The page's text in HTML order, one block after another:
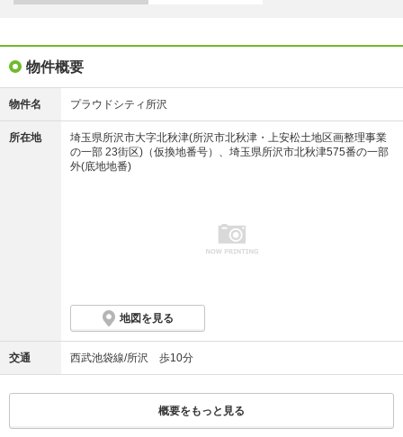
ベルによってデータの内容が異なります。販売戸数が複数の住棟ラベル、または住戸ラベルの
※地図上に表示される物件の位置は付近住所に所在することを表すものであり、実際の物件所
※地図の更新タイミングの関係で、物件情報が実際のものとは異なる場合や最新情報に更新さ
月撮影の航空写真を合成し加工を施したもので実際とは多少異なります。
※外観完成予想CGは計画段階の図面を基に描き起こしたもので実際とは多少異なります。ま
た、今後変更になる場合があります。なお、外観の細部・設備機器・配管類及び電柱・架線・
道路標識・周辺建物等は一部省略または簡略化しております。植栽につきましては特定の季節
の状況を表現したものではなく、竣工時には完成予想CG程度には成長しておりません。タイル
や各種部材につきましては、実物と質感・色等の見え方が多少異なる場合があります。
※設備写真はすべてモデルルームC5タイプを2024年10月に撮影したもので、家具・調度品等
JR中央線に乗り換え。西武新宿駅へは所沢駅より西武新宿線急行を利用
物件概要
物件名 プラウドシティ所沢
所在地
埼玉県所沢市大字北秋津(所沢市北秋津・上安松土地区画整理事業
の一部 23街区)（仮換地番号）、埼玉県所沢市北秋津575番の一部
外(底地地番)
地図を見る
交通 西武池袋線/所沢 歩10分
概要をもっと見る